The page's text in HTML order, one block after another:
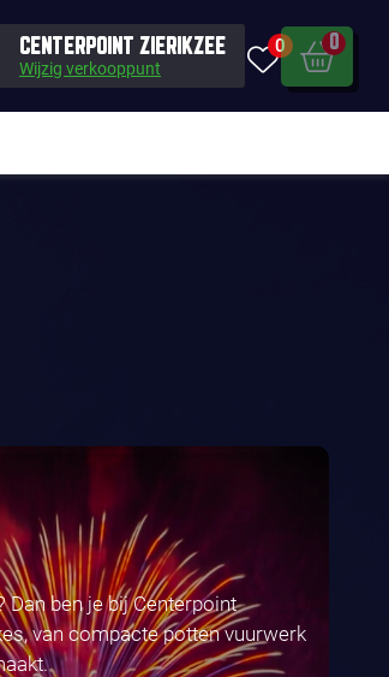
CENTERPOINT ZIERIKZEE
Wijzig verkooppunt
0 0
Dan ben je bij Centerpoint
van compacte potten vuurwerk